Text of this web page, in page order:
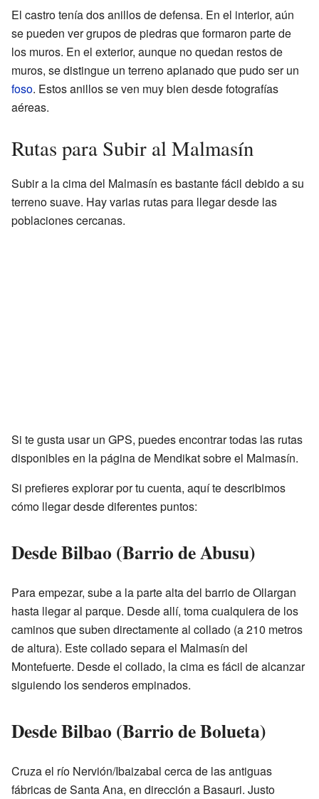
El castro tenía dos anillos de defensa. En el interior, aún
se pueden ver grupos de piedras que formaron parte de
los muros. En el exterior, aunque no quedan restos de
muros, se distingue un terreno aplanado que pudo ser un
foso. Estos anillos se ven muy bien desde fotografías
aéreas.
Rutas para Subir al Malmasín
Subir a la cima del Malmasín es bastante fácil debido a su
terreno suave. Hay varias rutas para llegar desde las
poblaciones cercanas.
Si te gusta usar un GPS, puedes encontrar todas las rutas
disponibles en la página de Mendikat sobre el Malmasín.
Si prefieres explorar por tu cuenta, aquí te describimos
cómo llegar desde diferentes puntos:
Desde Bilbao (Barrio de Abusu)
Para empezar, sube a la parte alta del barrio de Ollargan
hasta llegar al parque. Desde allí, toma cualquiera de los
caminos que suben directamente al collado (a 210 metros
de altura). Este collado separa el Malmasín del
Montefuerte. Desde el collado, la cima es fácil de alcanzar
siguiendo los senderos empinados.
Desde Bilbao (Barrio de Bolueta)
Cruza el río Nervión/Ibaizabal cerca de las antiguas
fábricas de Santa Ana, en dirección a Basauri. Justo